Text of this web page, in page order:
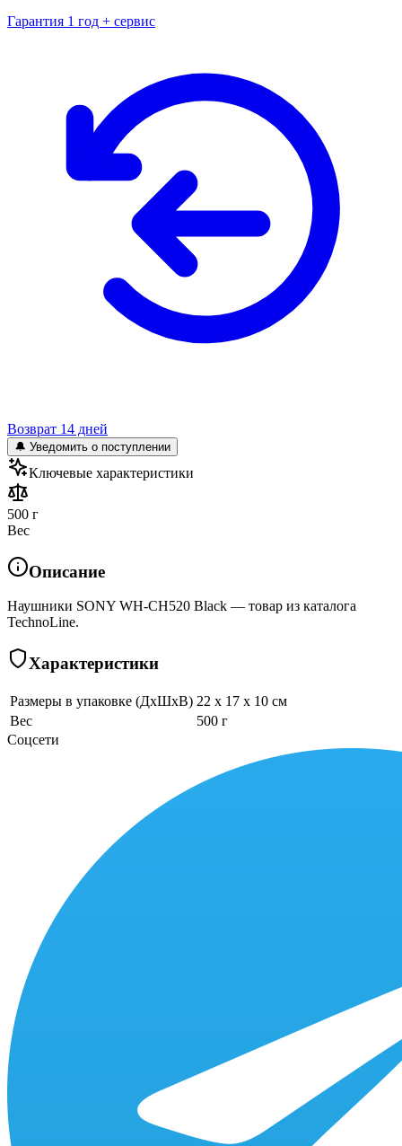
Гарантия 1 год + сервис
Возврат 14 дней
🔔 Уведомить о поступлении
Ключевые характеристики
500 г
Вес
Описание
Наушники SONY WH-CH520 Black — товар из каталога
TechnoLine.
Характеристики
Размеры в упаковке (ДхШхВ) 22 x 17 x 10 см
Вес
500 г
Соцсети